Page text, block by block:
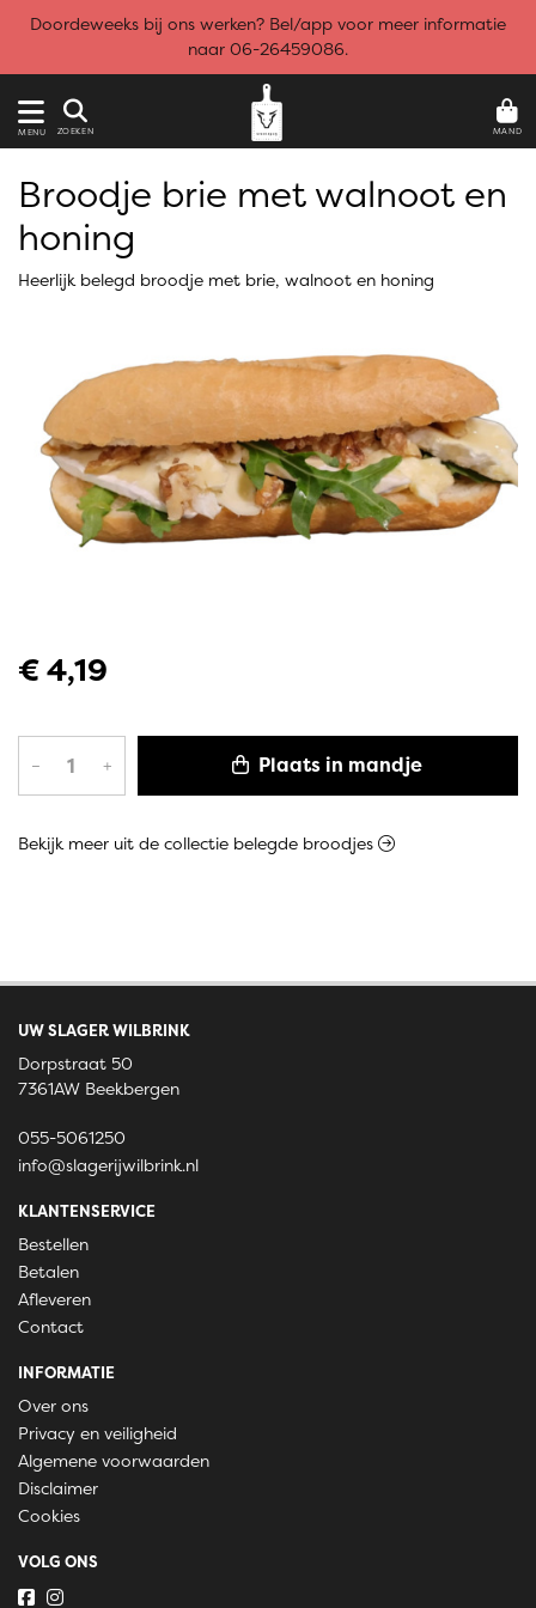
Doordeweeks bij ons werken? Bel/app voor meer informatie
naar 06-26459086.
MENU ZOEKEN MAND
Broodje brie met walnoot en
honing
Heerlijk belegd broodje met brie, walnoot en honing
€ 4,19
– + Plaats in mandje
Bekijk meer uit de collectie belegde broodjes
UW SLAGER WILBRINK
Dorpstraat 50
7361AW Beekbergen
055-5061250
info@slagerijwilbrink.nl
KLANTENSERVICE
Bestellen
Betalen
Afleveren
Contact
INFORMATIE
Over ons
Privacy en veiligheid
Algemene voorwaarden
Disclaimer
Cookies
VOLG ONS